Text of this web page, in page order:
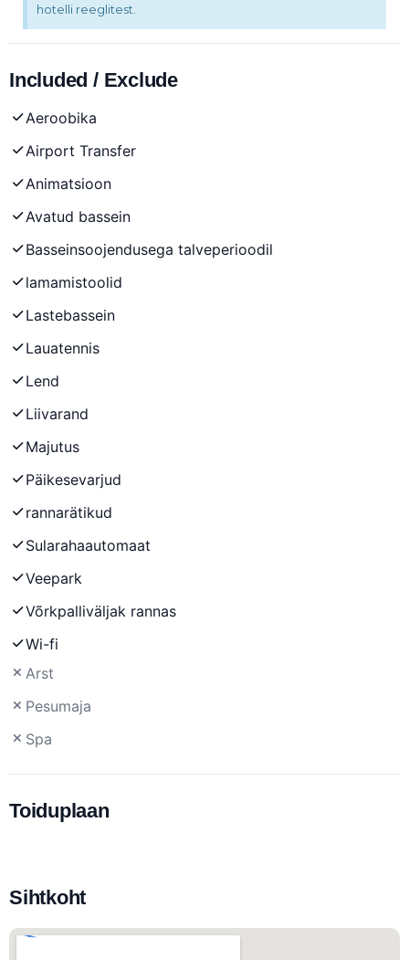
hotelli reeglitest.
Included / Exclude
Aeroobika
Airport Transfer
Animatsioon
Avatud bassein
Basseinsoojendusega talveperioodil
lamamistoolid
Lastebassein
Lauatennis
Lend
Liivarand
Majutus
Päikesevarjud
rannarätikud
Sularahaautomaat
Veepark
Võrkpalliväljak rannas
Wi-fi
Arst
Pesumaja
Spa
Toiduplaan
Sihtkoht